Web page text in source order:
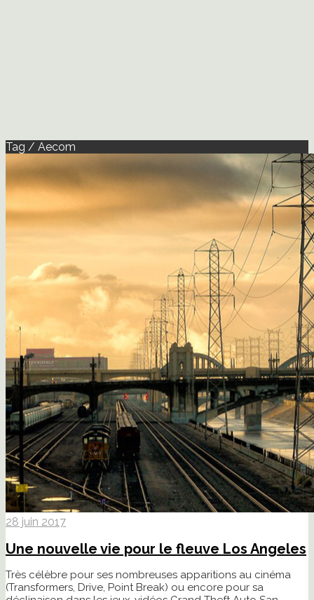
Tag / Aecom
28 juin 2017
Une nouvelle vie pour le fleuve Los Angeles
Très célèbre pour ses nombreuses apparitions au cinéma
(Transformers, Drive, Point Break) ou encore pour sa